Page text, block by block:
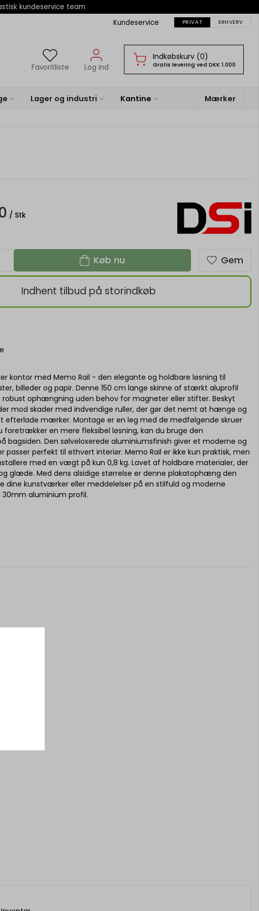
kundeservice team
Kundeservice PRIVAT ERHVERV
Favoritliste
Log ind
Indkøbskurv (0)
Gratis levering ved DKK 1.000
Lager og industri Kantine Mærker
/ Stk
Køb nu Gem
Indhent tilbud på storindkøb
kontor med Memo Rail - den elegante og holdbare løsning til
billeder og papir. Denne 150 cm lange skinne af stærkt aluprofil
robust ophængning uden behov for magneter eller stifter. Beskyt
mod skader med indvendige ruller, der gør det nemt at hænge og
efterlade mærker. Montage er en leg med de medfølgende skruer
foretrækker en mere fleksibel løsning, kan du bruge den
bagsiden. Den sølveloxerede aluminiumsfinish giver et moderne og
passer perfekt til ethvert interiør. Memo Rail er ikke kun praktisk, men
med en vægt på kun 0,8 kg. Lavet af holdbare materialer, der
glæde. Med dens alsidige størrelse er denne plakatophæng den
dine kunstværker eller meddelelser på en stilfuld og moderne
30mm aluminium profil.